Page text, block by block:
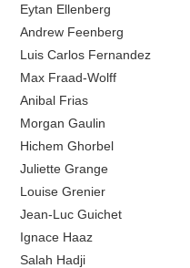
Eytan Ellenberg
Andrew Feenberg
Luis Carlos Fernandez
Max Fraad-Wolff
Anibal Frias
Morgan Gaulin
Hichem Ghorbel
Juliette Grange
Louise Grenier
Jean-Luc Guichet
Ignace Haaz
Salah Hadji